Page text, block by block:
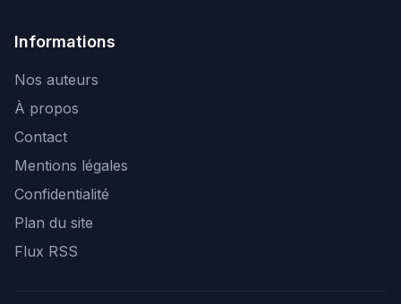
Informations
Nos auteurs
À propos
Contact
Mentions légales
Confidentialité
Plan du site
Flux RSS